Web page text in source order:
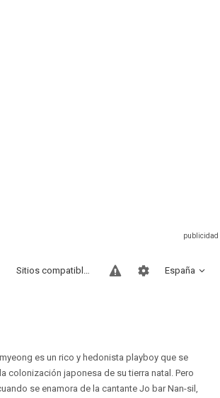
España
Sitios compatibles
es un rico y hedonista playboy que se
colonización japonesa de su tierra natal. Pero
se enamora de la cantante Jo bar Nan-sil,